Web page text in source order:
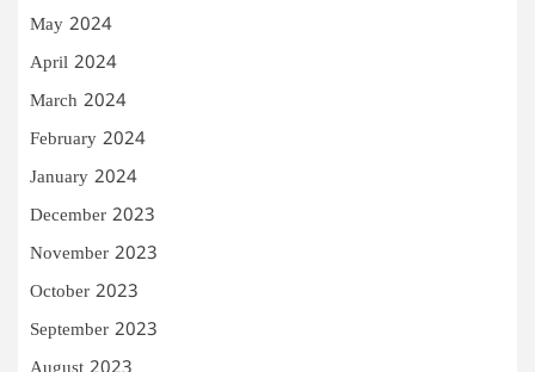
May 2024
April 2024
March 2024
February 2024
January 2024
December 2023
November 2023
October 2023
September 2023